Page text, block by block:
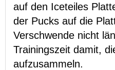
auf den Iceteiles
der Pucks auf die
Verschwende nicht
Trainingszeit damit,
aufzusammeln.